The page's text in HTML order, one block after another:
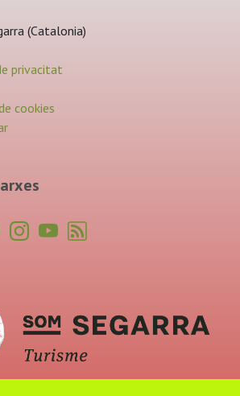
(Catalonia)
privacitat
cookies